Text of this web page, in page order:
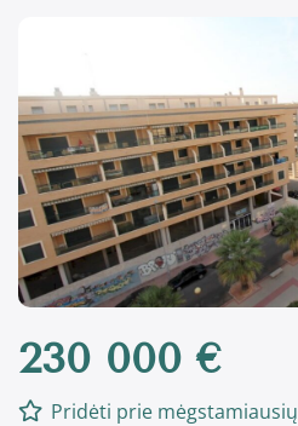
230 000 €
Pridėti prie mėgstamiausių